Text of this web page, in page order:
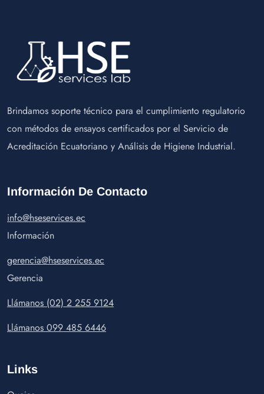
Brindamos soporte técnico para el cumplimiento regulatorio
con métodos de ensayos certificados por el Servicio de
Acreditación Ecuatoriano y Análisis de Higiene Industrial.
Información De Contacto
info@hseservices.ec
Información
gerencia@hseservices.ec
Gerencia
Llámanos (02) 2 255 9124
Llámanos 099 485 6446
Links